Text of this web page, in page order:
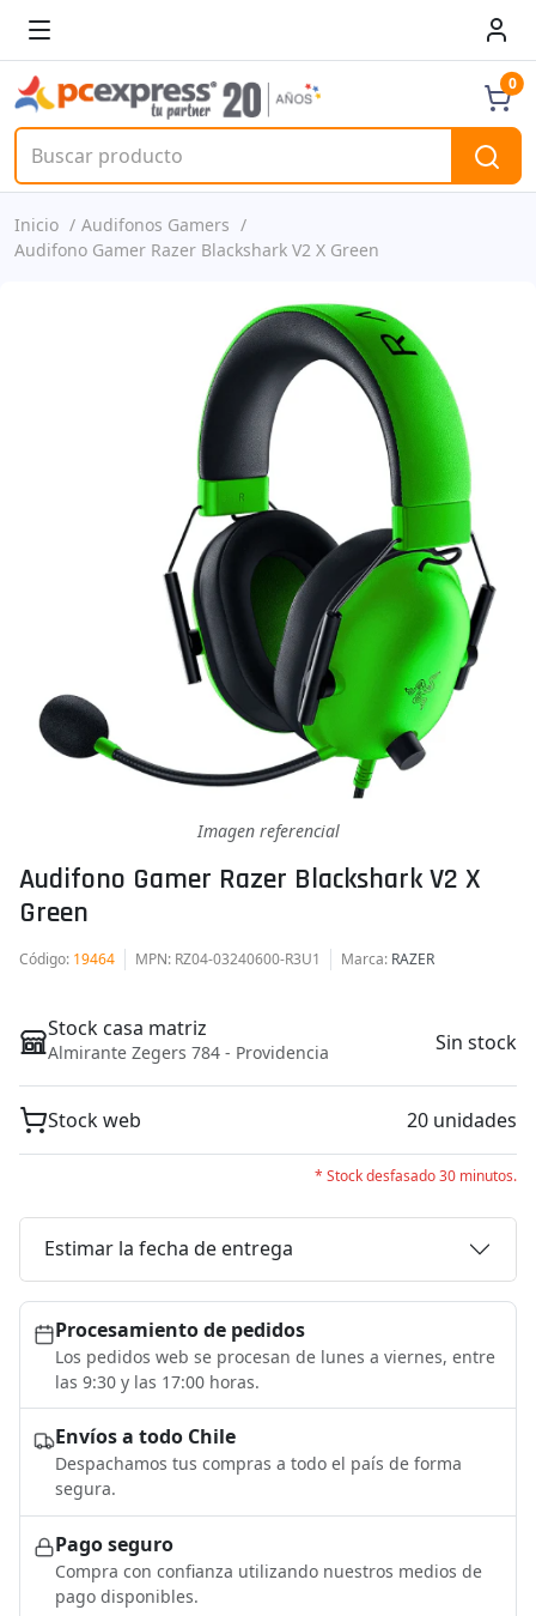
0
Inicio
Audifonos Gamers
Audifono Gamer Razer Blackshark V2 X Green
Imagen referencial
Audifono Gamer Razer Blackshark V2 X
Green
Código: 19464 MPN: RZ04-03240600-R3U1 Marca: RAZER
Stock casa matriz
Almirante Zegers 784 - Providencia Sin stock
Stock web 20 unidades
* Stock desfasado 30 minutos.
Estimar la fecha de entrega
Procesamiento de pedidos
Los pedidos web se procesan de lunes a viernes, entre
las 9:30 y las 17:00 horas.
Envíos a todo Chile
Despachamos tus compras a todo el país de forma
segura.
Pago seguro
Compra con confianza utilizando nuestros medios de
pago disponibles.